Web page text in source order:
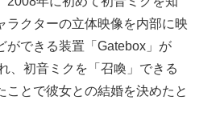
ラクターの立体映像を内部に映
ができる装置「Gatebox」が
、初音ミクを「召喚」できる
ことで彼女との結婚を決めたと